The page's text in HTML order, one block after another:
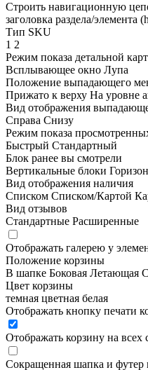
Строить навигационную
заголовка раздела/элемента
Тип SKU
1 2
Режим показа детальной
Всплывающее окно Лупа
Положение выпадающего
Прижато к верху На уровне
Вид отображения
Справа Снизу
Режим показа
Быстрый Стандартный
Блок ранее вы смотрели
Вертикальные блоки
Вид отображения наличия
Списком Списком/Картой
Вид отзывов
Стандартные Расширенные
Отображать галерею у
Положение корзины
В шапке Боковая Летающая
Цвет корзины
темная цветная белая
Отображать кнопку печати
Отображать корзину на всех
Сокращенная шапка и футер